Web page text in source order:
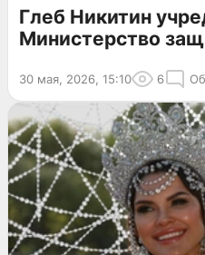
Глеб Никитин
Министерство
30 мая, 2026, 15:10 6